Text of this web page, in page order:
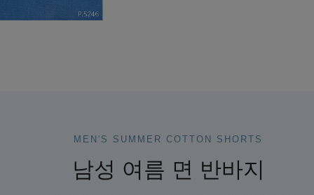
MEN'S SUMMER COTTON SHORTS
남성 여름 면 반바지